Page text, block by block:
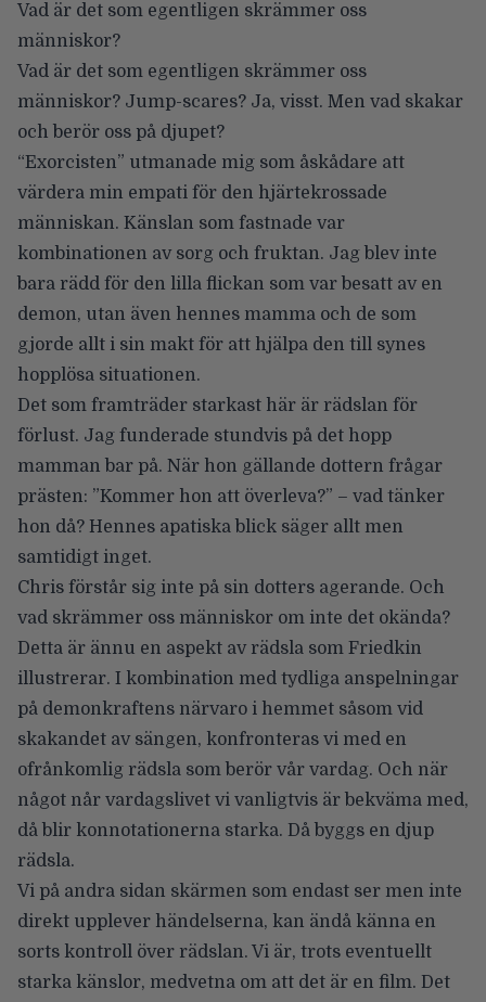
Vad är det som egentligen skrämmer oss
människor?
Vad är det som egentligen skrämmer oss
människor? Jump-scares? Ja, visst. Men vad skakar
och berör oss på djupet?
“Exorcisten” utmanade mig som åskådare att
värdera min empati för den hjärtekrossade
människan. Känslan som fastnade var
kombinationen av sorg och fruktan. Jag blev inte
bara rädd för den lilla flickan som var besatt av en
demon, utan även hennes mamma och de som
gjorde allt i sin makt för att hjälpa den till synes
hopplösa situationen.
Det som framträder starkast här är rädslan för
förlust. Jag funderade stundvis på det hopp
mamman bar på. När hon gällande dottern frågar
prästen: ”Kommer hon att överleva?” – vad tänker
hon då? Hennes apatiska blick säger allt men
samtidigt inget.
Chris förstår sig inte på sin dotters agerande. Och
vad skrämmer oss människor om inte det okända?
Detta är ännu en aspekt av rädsla som Friedkin
illustrerar. I kombination med tydliga anspelningar
på demonkraftens närvaro i hemmet såsom vid
skakandet av sängen, konfronteras vi med en
ofrånkomlig rädsla som berör vår vardag. Och när
något når vardagslivet vi vanligtvis är bekväma med,
då blir konnotationerna starka. Då byggs en djup
rädsla.
Vi på andra sidan skärmen som endast ser men inte
direkt upplever händelserna, kan ändå känna en
sorts kontroll över rädslan. Vi är, trots eventuellt
starka känslor, medvetna om att det är en film. Det